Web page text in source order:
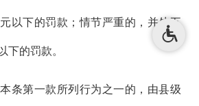
以下的罚款；情节严重的，并处五
下的罚款。
第一款所列行为之一的，由县级